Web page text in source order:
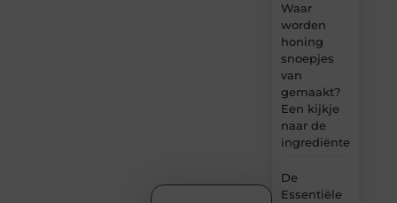
Waar
worden
honing
snoepjes
van
gemaakt?
Een kijkje
naar de
ingrediënten
De
Essentiële